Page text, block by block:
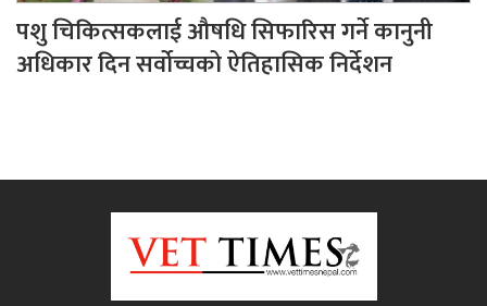
पशु चिकित्सकलाई औषधि सिफारिस गर्ने कानुनी
अधिकार दिन सर्वोच्चको ऐतिहासिक निर्देशन